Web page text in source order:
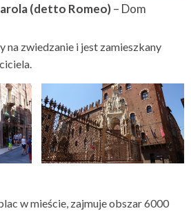
(detto Romeo)– Dom
na zwiedzanie i jest zamieszkany
w mieście, zajmuje obszar 6000